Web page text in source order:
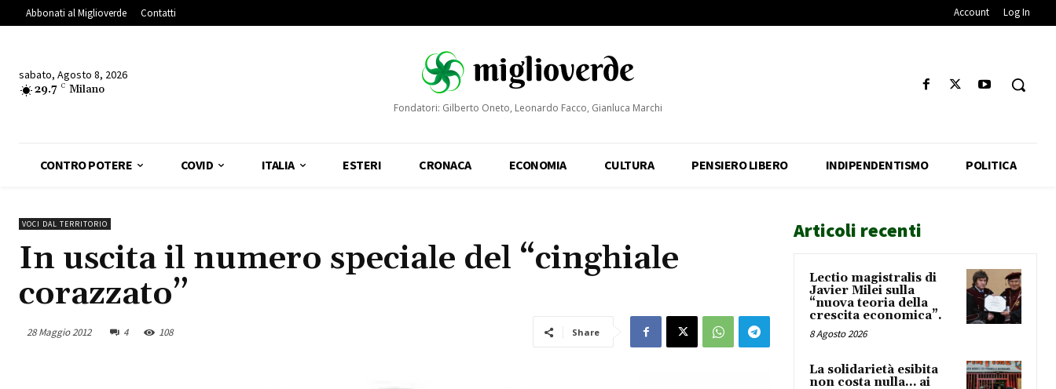
Abbonati al Miglioverde Contatti Account Log In
sabato, Agosto 8, 2026
29.7 C Milano
Fondatori: Gilberto Oneto, Leonardo Facco, Gianluca Marchi
CONTRO POTERE COVID ITALIA ESTERI CRONACA ECONOMIA CULTURA PENSIERO LIBERO INDIPENDENTISMO POLITICA
VOCI DAL TERRITORIO
In uscita il numero speciale del “cinghiale
corazzato”
28 Maggio 2012 4 108 Share
Articoli recenti
Lectio magistralis di
Javier Milei sulla
“nuova teoria della
crescita economica”.
8 Agosto 2026
La solidarietà esibita
non costa nulla… ai